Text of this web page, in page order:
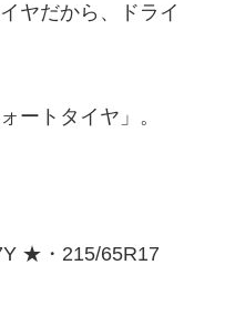
ヤだから、ドライ
ートタイヤ」。
★・215/65R17